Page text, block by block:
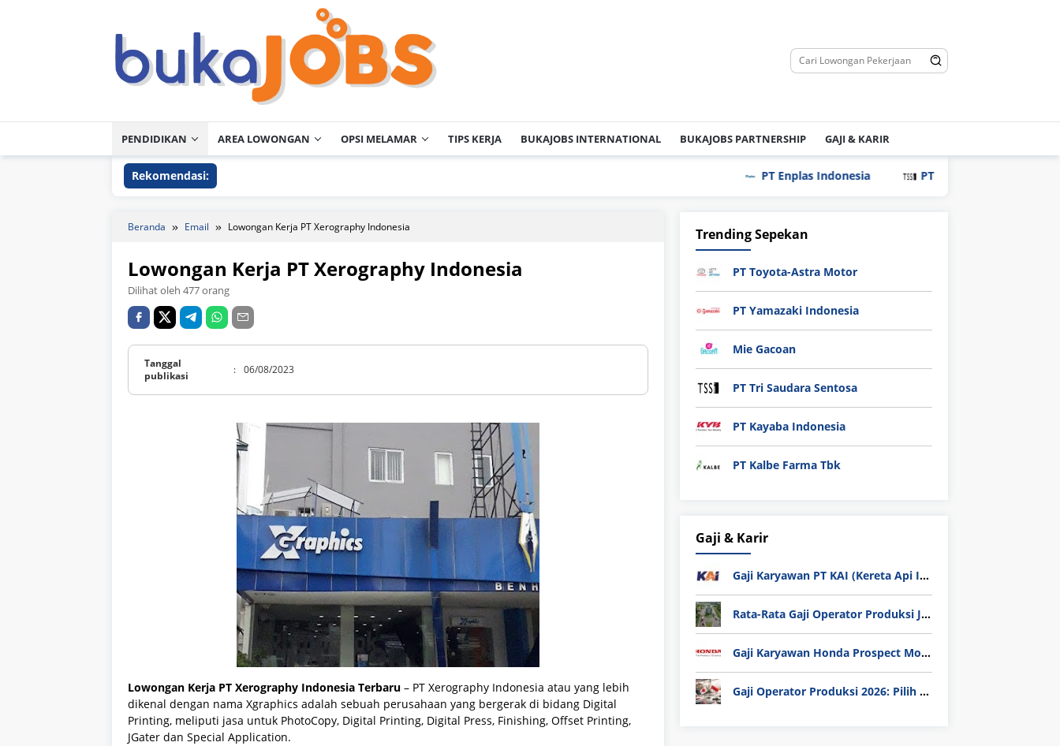
PENDIDIKAN AREA LOWONGAN OPSI MELAMAR TIPS KERJA BUKAJOBS INTERNATIONAL BUKAJOBS PARTNERSHIP GAJI & KARIR
Rekomendasi: PT Enplas Indonesia PT Tri Saudara Sentosa
Beranda Email Lowongan Kerja PT Xerography Indonesia
Lowongan Kerja PT Xerography Indonesia
Dilihat oleh 477 orang
Tanggal
publikasi
: 06/08/2023
Lowongan Kerja PT Xerography Indonesia Terbaru – PT Xerography Indonesia atau yang lebih
dikenal dengan nama Xgraphics adalah sebuah perusahaan yang bergerak di bidang Digital
Printing, meliputi jasa untuk PhotoCopy, Digital Printing, Digital Press, Finishing, Offset Printing,
JGater dan Special Application.
Trending Sepekan
PT Toyota-Astra Motor
PT Yamazaki Indonesia
Mie Gacoan
PT Tri Saudara Sentosa
PT Kayaba Indonesia
PT Kalbe Farma Tbk
Gaji & Karir
Gaji Karyawan PT KAI (Kereta Api Indonesia) Update 2025
Rata-Rata Gaji Operator Produksi Jabodetabek 2025: Bedah Tuntas UMK, Lemburan, dan Realita Hidup Buruh
Gaji Karyawan Honda Prospect Motor Semua Divisi
Gaji Operator Produksi 2026: Pilih PT Astra Honda Motor (AHM) atau Manufaktur di Jepang?